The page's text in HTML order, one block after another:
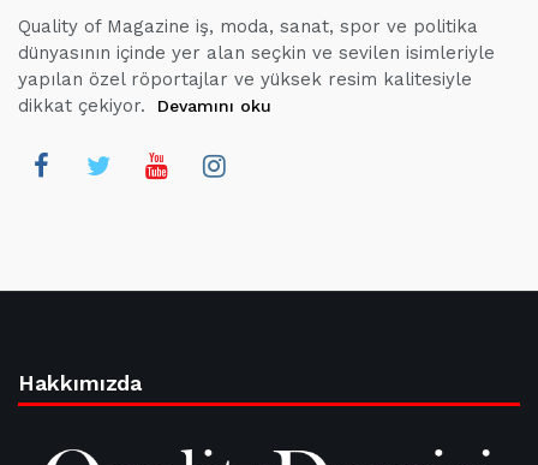
Quality of Magazine iş, moda, sanat, spor ve politika
dünyasının içinde yer alan seçkin ve sevilen isimleriyle
yapılan özel röportajlar ve yüksek resim kalitesiyle
dikkat çekiyor.
Devamını oku
Hakkımızda